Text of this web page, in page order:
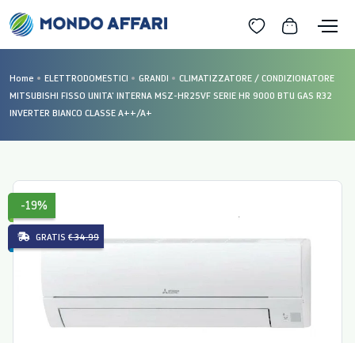
Home ELETTRODOMESTICI GRANDI
CLIMATIZZATORE / CONDIZIONATORE
MITSUBISHI FISSO UNITA' INTERNA MSZ-HR25VF SERIE HR 9000 BTU GAS R32
INVERTER BIANCO CLASSE A++/A+
-19%
GRATIS € 34.99